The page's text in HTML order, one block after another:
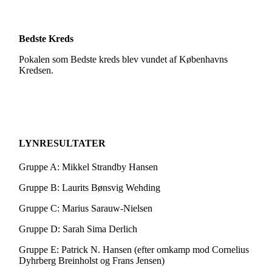
Bedste Kreds
Pokalen som Bedste kreds blev vundet af Københavns
Kredsen.
LYNRESULTATER
Gruppe A: Mikkel Strandby Hansen
Gruppe B: Laurits Bønsvig Wehding
Gruppe C: Marius Sarauw-Nielsen
Gruppe D: Sarah Sima Derlich
Gruppe E: Patrick N. Hansen (efter omkamp mod Cornelius
Dyhrberg Breinholst og Frans Jensen)